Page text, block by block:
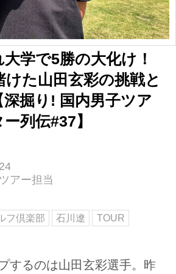
学で5勝の大化け！
けた山田玄彩の挑戦と
掘り! 国内男子ツア
列伝#37】
アー担当
フ倶楽部 石川遼 TOUR
するのは山田玄彩選手。昨